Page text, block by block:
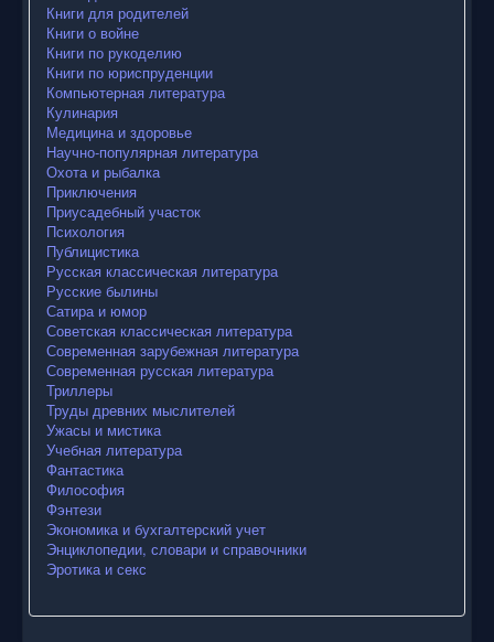
Книги для родителей
Книги о войне
Книги по рукоделию
Книги по юриспруденции
Компьютерная литература
Кулинария
Медицина и здоровье
Научно-популярная литература
Охота и рыбалка
Приключения
Приусадебный участок
Психология
Публицистика
Русская классическая литература
Русские былины
Сатира и юмор
Советская классическая литература
Современная зарубежная литература
Современная русская литература
Триллеры
Труды древних мыслителей
Ужасы и мистика
Учебная литература
Фантастика
Философия
Фэнтези
Экономика и бухгалтерский учет
Энциклопедии, словари и справочники
Эротика и секс